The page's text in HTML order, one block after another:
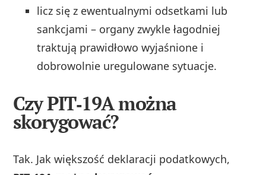
licz się z ewentualnymi odsetkami lub
sankcjami – organy zwykle łagodniej
traktują prawidłowo wyjaśnione i
dobrowolnie uregulowane sytuacje.
Czy PIT‑19A można
skorygować?
Tak. Jak większość deklaracji podatkowych,